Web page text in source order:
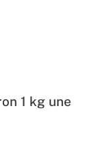
1 kg une